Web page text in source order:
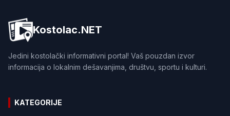
Kostolac.NET
Jedini kostolački informativni portal! Vaš pouzdan izvor
informacija o lokalnim dešavanjima, društvu, sportu i kulturi.
KATEGORIJE